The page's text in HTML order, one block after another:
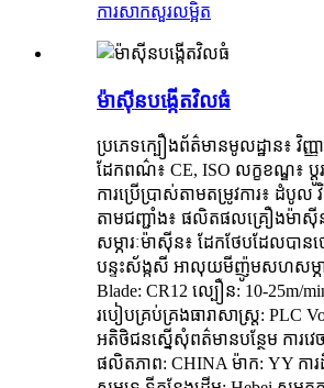
ការសាកសួរលម្អិត
ម៉ាស៊ីនបង្កើតវិលធំ
ប្រភេទក្បឿងព័ត៌មានមូលដ្ឋាន៖ វិញ្ញ
ដែកពណ៌៖ CE, ISO លក្ខខណ្ឌ៖ ប្ដូ
ការប្រើប្រាស់តាមតម្រូវការ៖ ដំបូល
តាមជញ្ជាំង៖ ផលិតផលគ្រឿងម៉ាស៊ី
សម្ភារៈម៉ាស៊ីន៖ ដែកថែបដែលបានប
បន្ទះស័ង្កសី អាលុយមីញ៉ូមសហសម្ភា
Blade: CR12 ល្បឿន: 10-25m/
របៀបគ្រប់គ្រងធារាសាស្ត្រ: PLC
អតិថិជនស្នើសុំពត៌មានបន្ថែម ការវេ
ផលិតភាព: CHINA ម៉ាក: YY កា